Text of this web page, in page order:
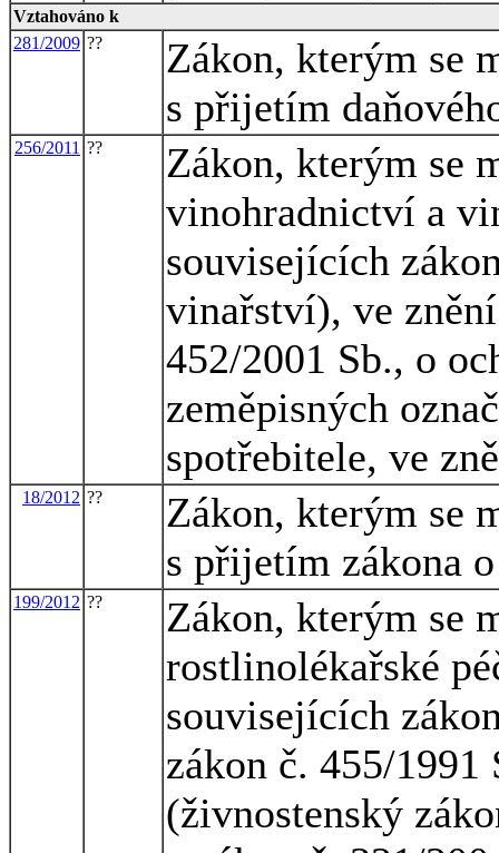
Vztahováno k
281/2009 ??
Zákon, kterým se
s přijetím
256/2011 ??
Zákon, kterým se
vinohradnictví a
souvisejících
vinařství), ve
452/2001 Sb., o
zeměpisných
spotřebitele, ve
18/2012 ??
Zákon, kterým se
s přijetím zákona
199/2012 ??
Zákon, kterým se
rostlinolékařské
souvisejících
zákon č. 455/1991
(živnostenský